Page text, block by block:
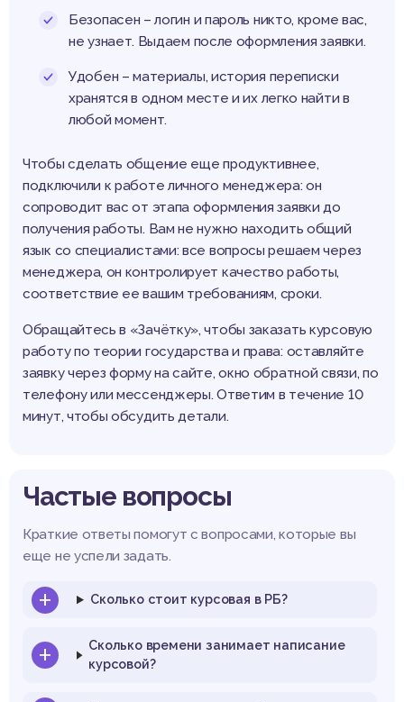
Безопасен – логин и пароль никто, кроме вас,
не узнает. Выдаем после оформления заявки.
Удобен – материалы, история переписки
хранятся в одном месте и их легко найти в
любой момент.
Чтобы сделать общение еще продуктивнее,
подключили к работе личного менеджера: он
сопроводит вас от этапа оформления заявки до
получения работы. Вам не нужно находить общий
язык со специалистами: все вопросы решаем через
менеджера, он контролирует качество работы,
соответствие ее вашим требованиям, сроки.
Обращайтесь в «Зачётку», чтобы заказать курсовую
работу по теории государства и права: оставляйте
заявку через форму на сайте, окно обратной связи, по
телефону или мессенджеры. Ответим в течение 10
минут, чтобы обсудить детали.
Частые вопросы
Краткие ответы помогут с вопросами, которые вы
еще не успели задать.
Сколько стоит курсовая в РБ?
Сколько времени занимает написание
курсовой?